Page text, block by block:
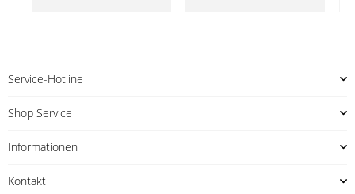
Service-Hotline
Shop Service
Informationen
Kontakt